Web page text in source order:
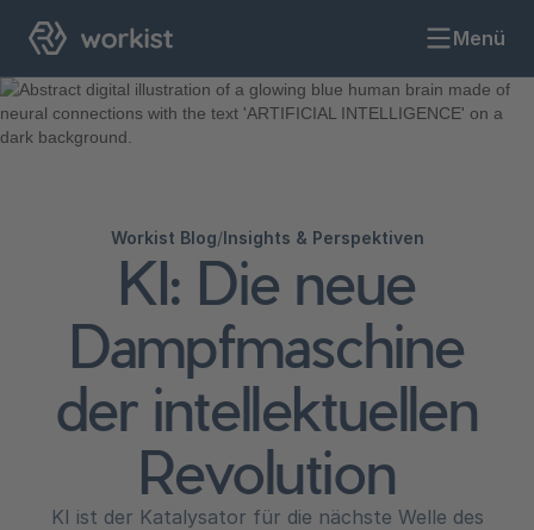
Menü
Workist Blog/Insights & Perspektiven
KI: Die neue
Dampfmaschine
der intellektuellen
Revolution
KI ist der Katalysator für die nächste Welle des